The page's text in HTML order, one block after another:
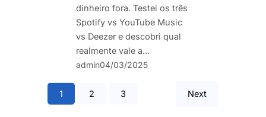
dinheiro fora. Testei os três
Spotify vs YouTube Music
vs Deezer e descobri qual
realmente vale a…
admin04/03/2025
1 2 3 Next